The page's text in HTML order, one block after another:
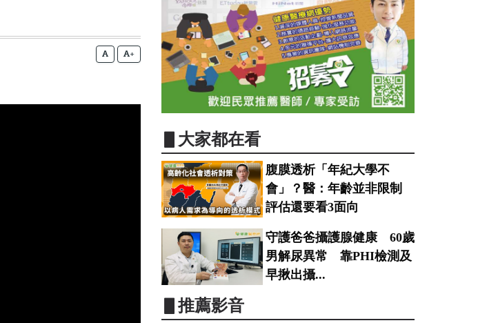
+
▋大家都在看
腹膜透析「年紀大學不
會」？醫：年齡並非限制
評估還要看3面向
守護爸爸攝護腺健康 60歲
男解尿異常 靠PHI檢測及
早揪出攝...
▋推薦影音